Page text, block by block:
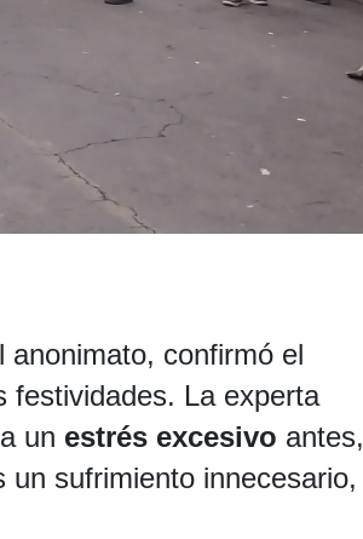
anonimato, confirmó el
La experta
un estrés excesivo antes,
sufrimiento innecesario,